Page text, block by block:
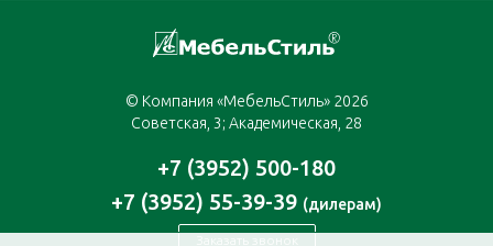
© Компания «МебельСтиль» 2026
Советская, 3; Академическая, 28
+7 (3952) 500-180
+7 (3952) 55-39-39 (дилерам)
Заказать звонок